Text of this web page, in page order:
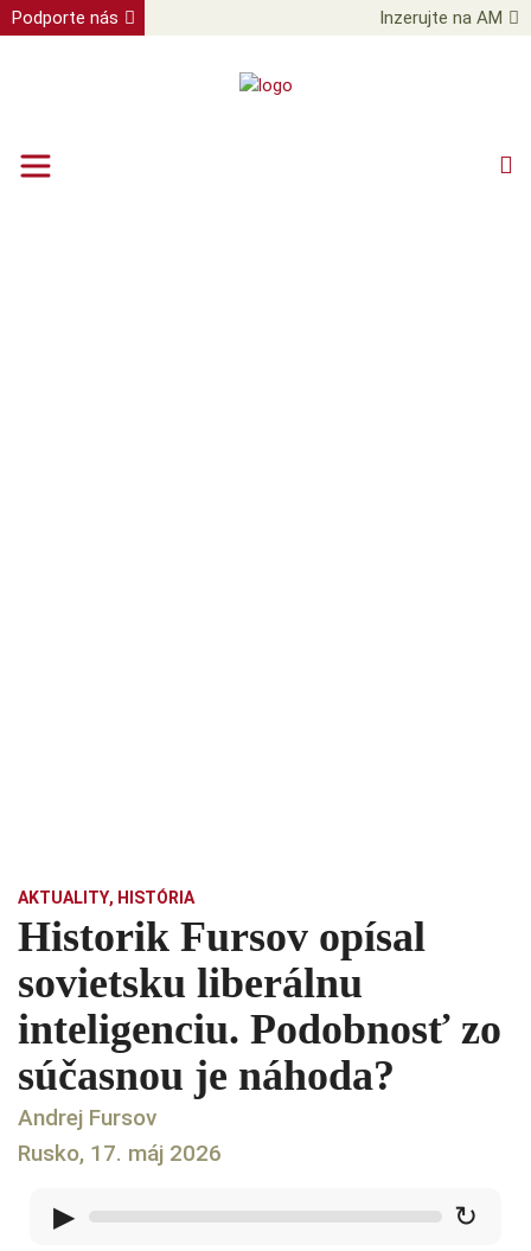
Podporte nás Inzerujte na AM
AKTUALITY, HISTÓRIA
Historik Fursov opísal
sovietsku liberálnu
inteligenciu. Podobnosť zo
súčasnou je náhoda?
Andrej Fursov
Rusko, 17. máj 2026
▶ ↻